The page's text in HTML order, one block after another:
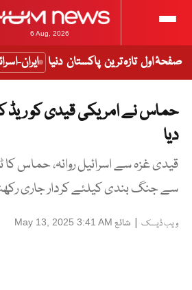
6 Aug, 2026
صفحۂ اول تازہ ترین پاکستان دنیا ایران-
حماس نے امریکی قیدی کو ریڈ
دیا
قیدی غزہ سے اسرائیل روانہ، حماس کا
سے جنگ بندی کیلئے کردار جاری
ویب ڈیسک | شائع May 13, 2025 3:41 AM